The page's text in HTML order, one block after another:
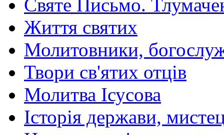
Святе Письмо.
Життя святих
Молитовники,
Твори св'ятих отців
Молитва Ісусова
Історія держави,